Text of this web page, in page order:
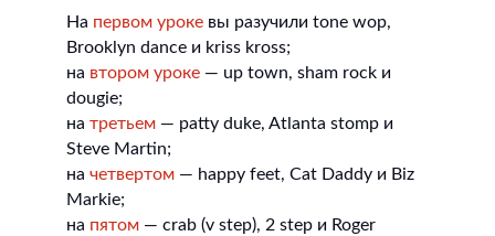
На первом уроке вы разучили tone wop,
Brooklyn dance и kriss kross;
на втором уроке — up town, sham rock и
dougie;
на третьем — patty duke, Atlanta stomp и
Steve Martin;
на четвертом — happy feet, Cat Daddy и Biz
Markie;
на пятом — crab (v step), 2 step и Roger